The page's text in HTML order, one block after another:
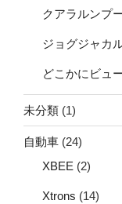
クアラルンプ
ジョグジャカ
どこかにビュ
未分類 (1)
自動車 (24)
XBEE (2)
Xtrons (14)